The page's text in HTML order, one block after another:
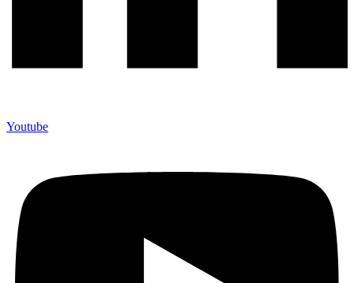
Youtube